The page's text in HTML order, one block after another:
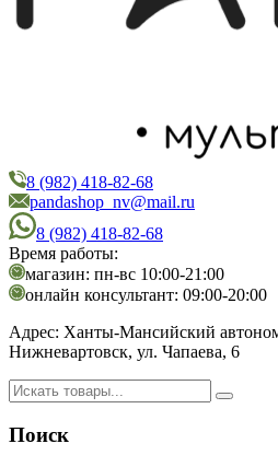
PandaShop
Интернет-магазин косметики
8 (982) 418-82-68
pandashop_nv@mail.ru
8 (982) 418-82-68
Время работы:
магазин: пн-вс 10:00-21:00
онлайн консультант: 09:00-20:00
Адрес: Ханты-Мансийский
Нижневартовск, ул. Чапаева, 6
Поиск